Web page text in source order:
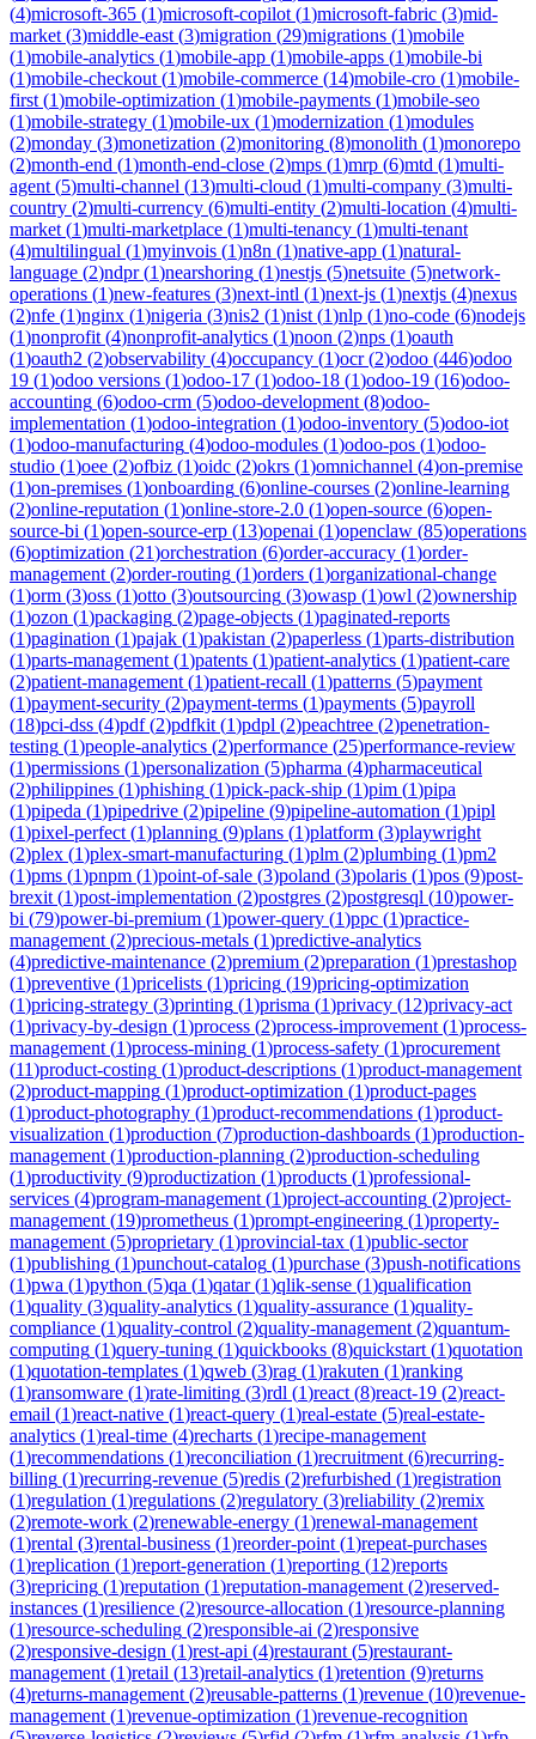
(4)microsoft-365 (1)microsoft-copilot (1)microsoft-fabric (3)mid-
market (3)middle-east (3)migration (29)migrations (1)mobile
(1)mobile-analytics (1)mobile-app (1)mobile-apps (1)mobile-bi
(1)mobile-checkout (1)mobile-commerce (14)mobile-cro (1)mobile-
first (1)mobile-optimization (1)mobile-payments (1)mobile-seo
(1)mobile-strategy (1)mobile-ux (1)modernization (1)modules
(2)monday (3)monetization (2)monitoring (8)monolith (1)monorepo
(2)month-end (1)month-end-close (2)mps (1)mrp (6)mtd (1)multi-
agent (5)multi-channel (13)multi-cloud (1)multi-company (3)multi-
country (2)multi-currency (6)multi-entity (2)multi-location (4)multi-
market (1)multi-marketplace (1)multi-tenancy (1)multi-tenant
(4)multilingual (1)myinvois (1)n8n (1)native-app (1)natural-
language (2)ndpr(1)nearshoring (1)nestjs (5)netsuite (5)network-
operations (1)new-features (3)next-intl (1)next-js (1)nextjs (4)nexus
(2)nfe (1)nginx (1)nigeria (3)nis2 (1)nist (1)nlp (1)no-code (6)nodejs
(1)nonprofit (4)nonprofit-analytics (1)noon (2)nps (1)oauth
(1)oauth2 (2)observability (4)occupancy (1)ocr(2)odoo (446)odoo
19 (1)odoo versions (1)odoo-17 (1)odoo-18 (1)odoo-19 (16)odoo-
accounting (6)odoo-crm (5)odoo-development (8)odoo-
implementation (1)odoo-integration (1)odoo-inventory (5)odoo-iot
(1)odoo-manufacturing (4)odoo-modules (1)odoo-pos (1)odoo-
studio (1)oee (2)ofbiz (1)oidc (2)okrs (1)omnichannel (4)on-premise
(1)on-premises (1)onboarding (6)online-courses (2)online-learning
(2)online-reputation (1)online-store-2.0 (1)open-source (6)open-
source-bi (1)open-source-erp (13)openai (1)openclaw (85)operations
(6)optimization (21)orchestration (6)order-accuracy (1)order-
management (2)order-routing (1)orders (1)organizational-change
(1)orm (3)oss (1)otto (3)outsourcing (3)owasp (1)owl (2)ownership
(1)ozon (1)packaging (2)page-objects (1)paginated-reports
(1)pagination (1)pajak (1)pakistan (2)paperless (1)parts-distribution
(1)parts-management (1)patents (1)patient-analytics (1)patient-care
(2)patient-management (1)patient-recall (1)patterns (5)payment
(1)payment-security (2)payment-terms (1)payments (5)payroll
(18)pci-dss (4)pdf(2)pdfkit (1)pdpl (2)peachtree (2)penetration-
testing (1)people-analytics (2)performance (25)performance-review
(1)permissions (1)personalization (5)pharma (4)pharmaceutical
(2)philippines (1)phishing (1)pick-pack-ship (1)pim (1)pipa
(1)pipeda (1)pipedrive (2)pipeline (9)pipeline-automation (1)pipl
(1)pixel-perfect (1)planning (9)plans (1)platform (3)playwright
(2)plex (1)plex-smart-manufacturing (1)plm (2)plumbing (1)pm2
(1)pms (1)pnpm (1)point-of-sale (3)poland (3)polaris (1)pos (9)post-
brexit (1)post-implementation (2)postgres (2)postgresql (10)power-
bi (79)power-bi-premium (1)power-query (1)ppc (1)practice-
management (2)precious-metals (1)predictive-analytics
(4)predictive-maintenance (2)premium (2)preparation (1)prestashop
(1)preventive (1)pricelists (1)pricing (19)pricing-optimization
(1)pricing-strategy (3)printing (1)prisma (1)privacy (12)privacy-act
(1)privacy-by-design (1)process (2)process-improvement (1)process-
management (1)process-mining (1)process-safety (1)procurement
(11)product-costing (1)product-descriptions (1)product-management
(2)product-mapping (1)product-optimization (1)product-pages
(1)product-photography (1)product-recommendations (1)product-
visualization (1)production (7)production-dashboards (1)production-
management (1)production-planning (2)production-scheduling
(1)productivity (9)productization (1)products (1)professional-
services (4)program-management (1)project-accounting (2)project-
management (19)prometheus (1)prompt-engineering (1)property-
management (5)proprietary (1)provincial-tax (1)public-sector
(1)publishing (1)punchout-catalog (1)purchase (3)push-notifications
(1)pwa (1)python (5)qa (1)qatar(1)qlik-sense (1)qualification
(1)quality (3)quality-analytics (1)quality-assurance (1)quality-
compliance (1)quality-control (2)quality-management (2)quantum-
computing (1)query-tuning (1)quickbooks (8)quickstart (1)quotation
(1)quotation-templates (1)qweb (3)rag (1)rakuten (1)ranking
(1)ransomware (1)rate-limiting (3)rdl (1)react (8)react-19 (2)react-
email (1)react-native (1)react-query (1)real-estate (5)real-estate-
analytics (1)real-time (4)recharts (1)recipe-management
(1)recommendations (1)reconciliation (1)recruitment (6)recurring-
billing (1)recurring-revenue (5)redis (2)refurbished (1)registration
(1)regulation (1)regulations (2)regulatory (3)reliability (2)remix
(2)remote-work (2)renewable-energy (1)renewal-management
(1)rental (3)rental-business (1)reorder-point (1)repeat-purchases
(1)replication (1)report-generation (1)reporting (12)reports
(3)repricing (1)reputation (1)reputation-management (2)reserved-
instances (1)resilience (2)resource-allocation (1)resource-planning
(1)resource-scheduling (2)responsible-ai (2)responsive
(2)responsive-design (1)rest-api (4)restaurant (5)restaurant-
management (1)retail (13)retail-analytics (1)retention (9)returns
(4)returns-management (2)reusable-patterns (1)revenue (10)revenue-
management (1)revenue-optimization (1)revenue-recognition